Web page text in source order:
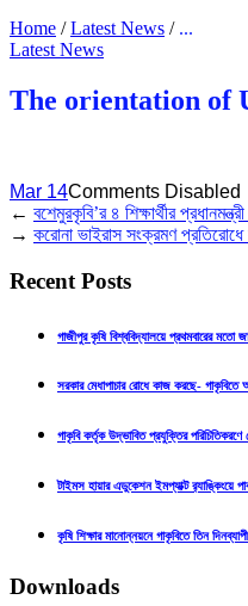
Home /Latest News / ...
Latest News
The orientation of
Mar 14Comments Disabled
← বশেমুরকৃবি’র ৪ শিক্ষার্থীর
→ করোনা ভাইরাস সংক্রমণ প্রতিরোধে
Recent Posts
গাজীপুর কৃষি বিশ্ববিদ্যালয়ে প্রথমবারের মতো
সরকার মেধাপাচার রোধে কাজ করছে- গাকৃবিতে
গাকৃবি কর্তৃক উদ্ভাবিত প্রযুক্তির পরিচিতিকরণে
টাইমস হায়ার এডুকেশন ইমপ্যাক্ট র‍্যাঙ্কিংয়ে
কৃষি শিক্ষার মানোন্নয়নে গাকৃবিতে তিন
Downloads